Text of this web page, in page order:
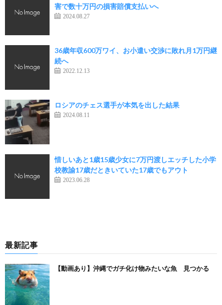
害で数十万円の損害賠償支払いへ
2024.08.27
36歳年収600万ワイ、お小遣い交渉に敗れ月1万円継
続へ
2022.12.13
ロシアのチェス選手が本気を出した結果
2024.08.11
惜しいあと1歳15歳少女に7万円渡しエッチした小学
校教諭17歳だときいていた17歳でもアウト
2023.06.28
最新記事
【動画あり】沖縄でガチ化け物みたいな魚 見つかる